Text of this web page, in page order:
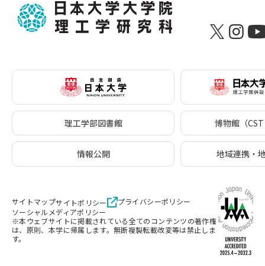
理工学部図書館 博物館（
情報公開 地域連携・
サイトマップサイトポリシー
プライバシーポリシー
ソーシャルメディアポリシー
※本ウェブサイトに掲載されている全てのコンテンツの著作権
は、原則、本学に帰属します。無断複製転載改変等は禁止しま
す。